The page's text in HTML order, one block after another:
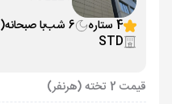
4 ستاره
6 شب با صبحانه(BB)
STD
قیمت 2 تخته (هرنفر)